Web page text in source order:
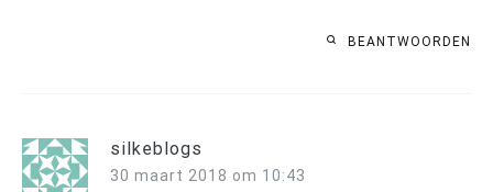
BEANTWOORDEN
silkeblogs
30 maart 2018 om 10:43